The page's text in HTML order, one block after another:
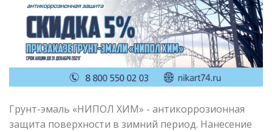
Грунт-эмаль «НИПОЛ ХИМ» - антикоррозионная
защита поверхности в зимний период. Нанесение